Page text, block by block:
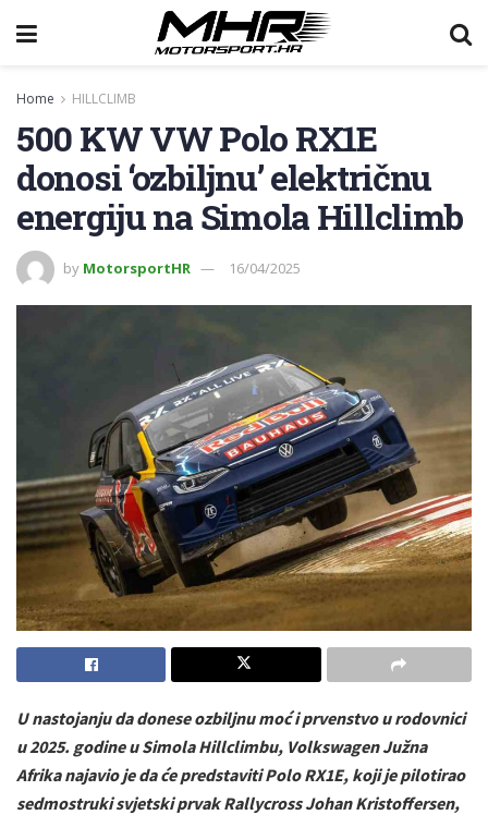
Home HILLCLIMB
500 KW VW Polo RX1E
donosi ‘ozbiljnu’ električnu
energiju na Simola Hillclimb
by MotorsportHR 16/04/2025
U nastojanju da donese ozbiljnu moć i prvenstvo u rodovnici
u 2025. godine u Simola Hillclimbu, Volkswagen Južna
Afrika najavio je da će predstaviti Polo RX1E, koji je pilotirao
sedmostruki svjetski prvak Rallycross Johan Kristoffersen,